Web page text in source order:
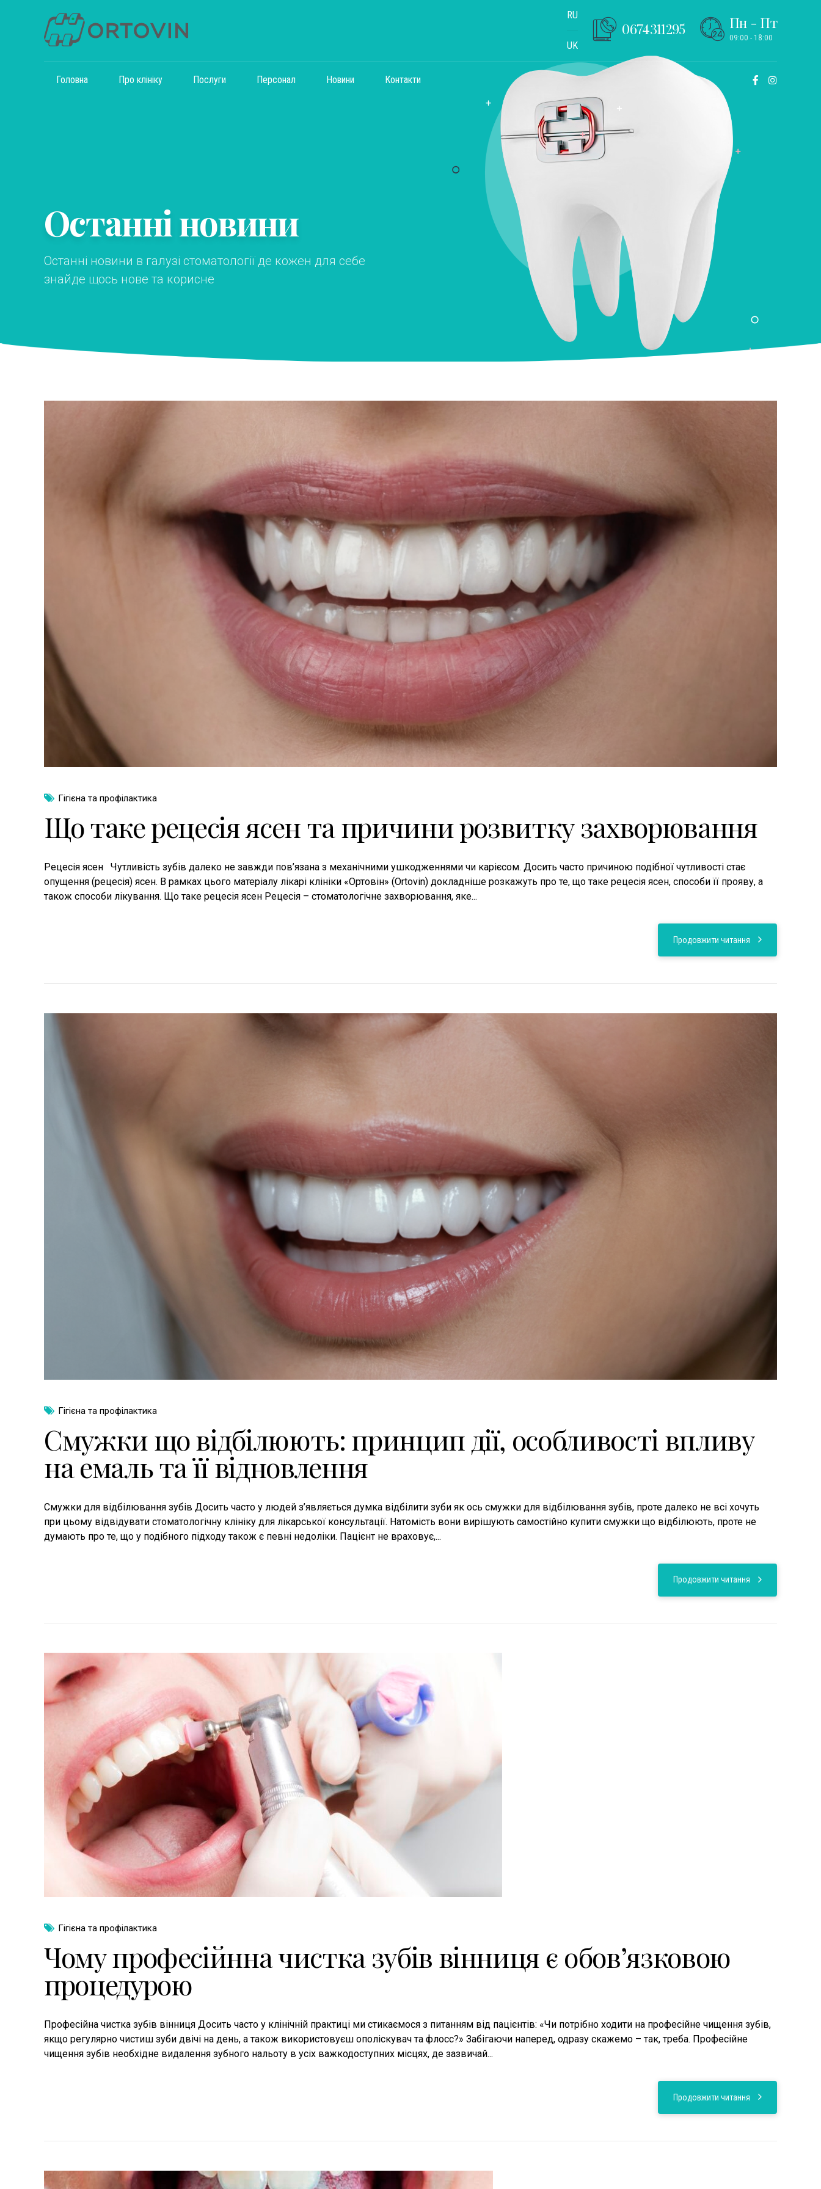
RU
UK
0674311295 Пн - Пт
09:00 - 18:00
Головна Про клініку Послуги Персонал Новини Контакти
Останні новини
Останні новини в галузі стоматології де кожен для себе
знайде щось нове та корисне
Гігієна та профілактика
Що таке рецесія ясен та причини розвитку захворювання
Рецесія ясен Чутливість зубів далеко не завжди пов’язана з механічними ушкодженнями чи карієсом. Досить часто причиною подібної чутливості стає
опущення (рецесія) ясен. В рамках цього матеріалу лікарі клініки «Ортовін» (Ortovin) докладніше розкажуть про те, що таке рецесія ясен, способи її прояву, а
також способи лікування. Що таке рецесія ясен Рецесія – стоматологічне захворювання, яке...
Продовжити читання
Гігієна та профілактика
Смужки що відбілюють: принцип дії, особливості впливу
на емаль та її відновлення
Смужки для відбілювання зубів Досить часто у людей з’являється думка відбілити зуби як ось смужки для відбілювання зубів, проте далеко не всі хочуть
при цьому відвідувати стоматологічну клініку для лікарської консультації. Натомість вони вирішують самостійно купити смужки що відбілюють, проте не
думають про те, що у подібного підходу також є певні недоліки. Пацієнт не враховує,...
Продовжити читання
Гігієна та профілактика
Чому професійнна чистка зубів вінниця є обов’язковою
процедурою
Професійна чистка зубів вінниця Досить часто у клінічній практиці ми стикаємося з питанням від пацієнтів: «Чи потрібно ходити на професійне чищення зубів,
якщо регулярно чистиш зуби двічі на день, а також використовуєш ополіскувач та флосс?» Забігаючи наперед, одразу скажемо – так, треба. Професійне
чищення зубів необхідне видалення зубного нальоту в усіх важкодоступних місцях, де зазвичай...
Продовжити читання